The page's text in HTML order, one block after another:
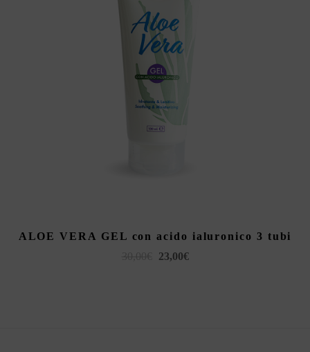
ALOE VERA GEL con acido ialuronico 3 tubi
Il
23,00€Il